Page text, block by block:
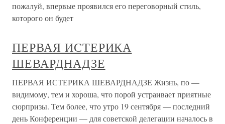
пожалуй, впервые проявился его переговорный стиль,
которого он будет
ПЕРВАЯ ИСТЕРИКА
ШЕВАРДНАДЗЕ
ПЕРВАЯ ИСТЕРИКА ШЕВАРДНАДЗЕ Жизнь, по —
видимому, тем и хороша, что порой устраивает приятные
сюрпризы. Тем более, что утро 19 сентября — последний
день Конференции — для советской делегации началось в